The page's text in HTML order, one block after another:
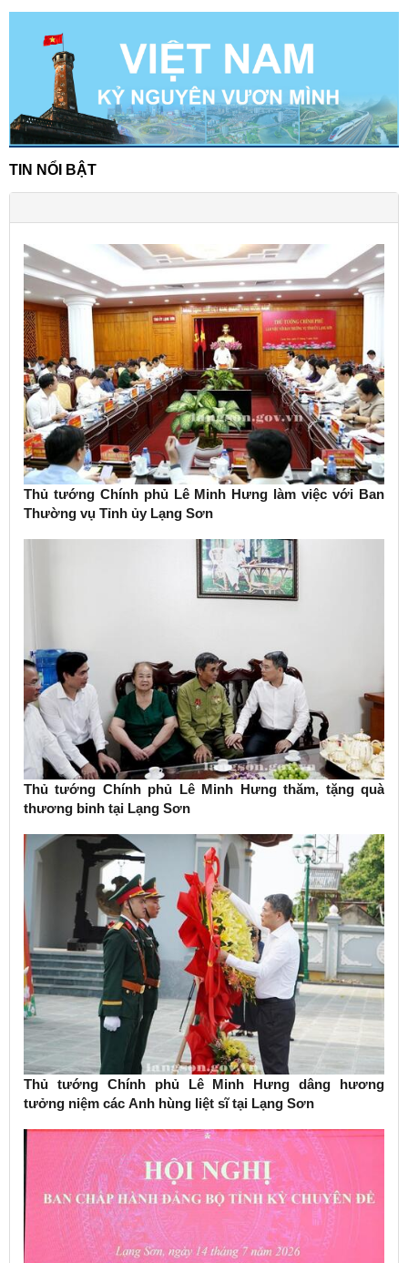
TIN NỔI BẬT
Thủ tướng Chính phủ Lê Minh Hưng làm việc với Ban
Thường vụ Tỉnh ủy Lạng Sơn
Thủ tướng Chính phủ Lê Minh Hưng thăm, tặng quà
thương binh tại Lạng Sơn
Thủ tướng Chính phủ Lê Minh Hưng dâng hương
tưởng niệm các Anh hùng liệt sĩ tại Lạng Sơn